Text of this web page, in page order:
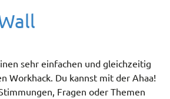
sehr einfachen und gleichzeitig
Workhack. Du kannst mit der Ahaa!
Fragen oder Themen